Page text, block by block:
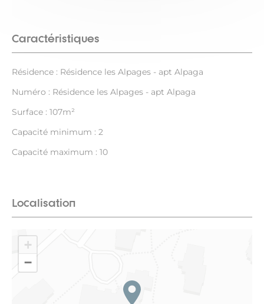
Caractéristiques
Résidence : Résidence les Alpages - apt Alpaga
Numéro : Résidence les Alpages - apt Alpaga
Surface : 107m²
Capacité minimum : 2
Capacité maximum : 10
Localisation
+
−